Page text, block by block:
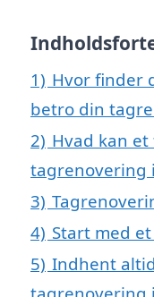
1) Hvor finder
betro din
2) Hvad kan
tagrenovering
3)
4) Start med
5) Indhent